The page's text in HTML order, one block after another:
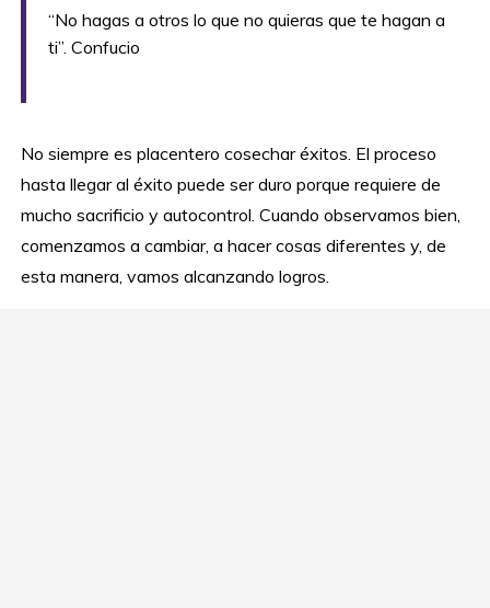
“No hagas a otros lo que no quieras que te hagan a
ti”. Confucio
No siempre es placentero cosechar éxitos. El proceso
hasta llegar al éxito puede ser duro porque requiere de
mucho sacrificio y autocontrol. Cuando observamos bien,
comenzamos a cambiar, a hacer cosas diferentes y, de
esta manera, vamos alcanzando logros.